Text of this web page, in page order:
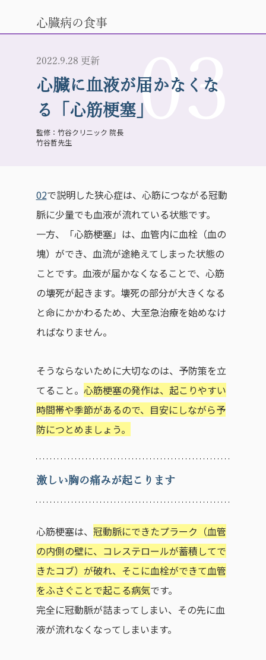
心臓病の食事
03
2022.9.28 更新
心臓に血液が届かなくな
る「心筋梗塞」
竹谷クリニック 院長
竹谷哲先生
02で説明した狭心症は、心筋につながる冠動
脈に少量でも血液が流れている状態です。
一方、「心筋梗塞」は、血管内に血栓（血の
塊）ができ、血流が途絶えてしまった状態の
ことです。血液が届かなくなることで、心筋
の壊死が起きます。壊死の部分が大きくなる
と命にかかわるため、大至急治療を始めなけ
ればなりません。
そうならないために大切なのは、予防策を立
てること。 心筋梗塞の発作は、起こりやすい
時間帯や季節があるので、目安にしながら予
防につとめましょう。
激しい胸の痛みが起こります
心筋梗塞は、 冠動脈にできたプラーク（血管
の内側の壁に、コレステロールが蓄積してで
きたコブ）が破れ、そこに血栓ができて血管
をふさぐことで起こる病気です。
完全に冠動脈が詰まってしまい、その先に血
液が流れなくなってしまいます。